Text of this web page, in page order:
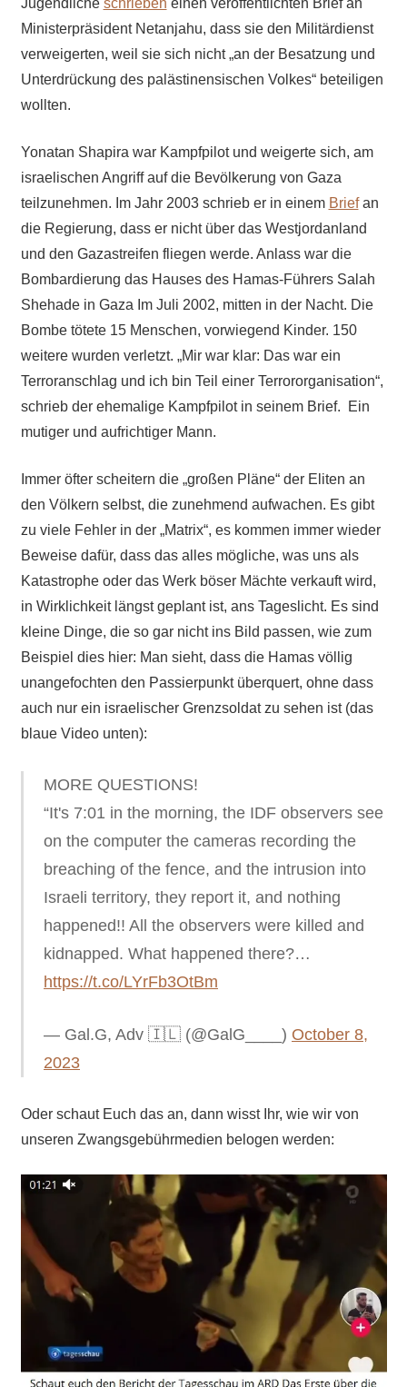
Ministerpräsident Netanjahu, dass sie den Militärdienst
verweigerten, weil sie sich nicht „an der Besatzung und
Unterdrückung des palästinensischen Volkes“ beteiligen
wollten.
Yonatan Shapira war Kampfpilot und weigerte sich, am
israelischen Angriff auf die Bevölkerung von Gaza
teilzunehmen. Im Jahr 2003 schrieb er in einem Briefan
die Regierung, dass er nicht über das Westjordanland
und den Gazastreifen fliegen werde. Anlass war die
Bombardierung das Hauses des Hamas-Führers Salah
Shehade in Gaza Im Juli 2002, mitten in der Nacht. Die
Bombe tötete 15 Menschen, vorwiegend Kinder. 150
weitere wurden verletzt. „Mir war klar: Das war ein
Terroranschlag und ich bin Teil einer Terrororganisation“,
schrieb der ehemalige Kampfpilot in seinem Brief. Ein
mutiger und aufrichtiger Mann.
Immer öfter scheitern die „großen Pläne“ der Eliten an
den Völkern selbst, die zunehmend aufwachen. Es gibt
zu viele Fehler in der „Matrix“, es kommen immer wieder
Beweise dafür, dass das alles mögliche, was uns als
Katastrophe oder das Werk böser Mächte verkauft wird,
in Wirklichkeit längst geplant ist, ans Tageslicht. Es sind
kleine Dinge, die so gar nicht ins Bild passen, wie zum
Beispiel dies hier: Man sieht, dass die Hamas völlig
unangefochten den Passierpunkt überquert, ohne dass
auch nur ein israelischer Grenzsoldat zu sehen ist (das
blaue Video unten):
MORE QUESTIONS!
“It's 7:01 in the morning, the IDF observers see
on the computer the cameras recording the
breaching of the fence, and the intrusion into
Israeli territory, they report it, and nothing
happened!! All the observers were killed and
kidnapped. What happened there?…
https://t.co/LYrFb3OtBm
— Gal.G, Adv 🇮🇱 (@GalG____) October 8,
2023
Oder schaut Euch das an, dann wisst Ihr, wie wir von
unseren Zwangsgebührmedien belogen werden: